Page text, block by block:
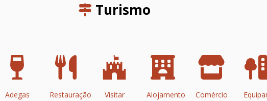
Turismo
Adegas Restauração Visitar Alojamento Comércio